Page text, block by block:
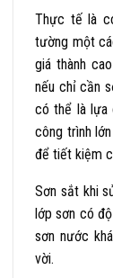
Thực tế là
tường một
giá thành
nếu chỉ cần
có thể là lựa
công trình
để tiết kiệm
Sơn sắt khi
lớp sơn có
sơn nước
vời.